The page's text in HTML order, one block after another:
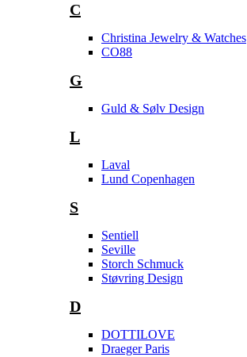
C
Christina Jewelry & Watches
CO88
G
Guld & Sølv Design
L
Laval
Lund Copenhagen
S
Sentiell
Seville
Storch Schmuck
Støvring Design
D
DOTTILOVE
Draeger Paris